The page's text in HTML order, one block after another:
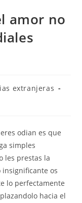
amor no
extranjeras
odian es que
simples
les prestas la
os
lo perfectamente
hacia el